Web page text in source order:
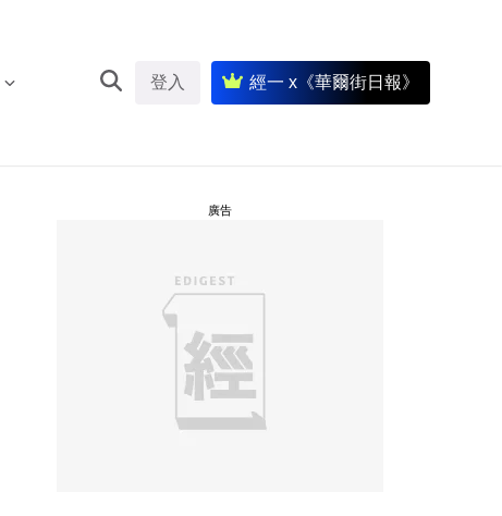
登入 經一 x《華爾街日報》
廣告